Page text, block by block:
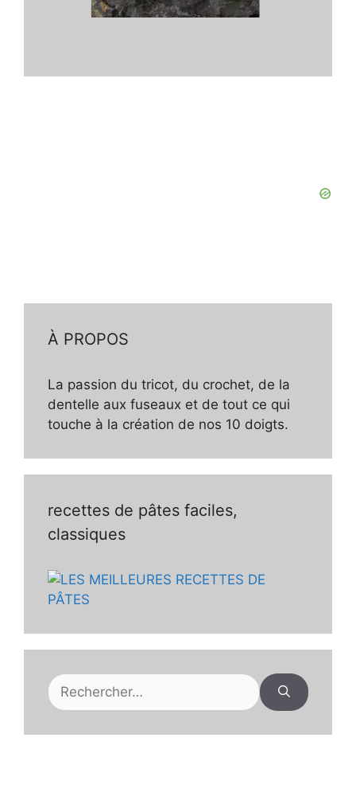
À PROPOS
La passion du tricot, du crochet, de la
dentelle aux fuseaux et de tout ce qui
touche à la création de nos 10 doigts.
recettes de pâtes faciles,
classiques
Rechercher :